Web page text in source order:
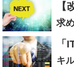
【
求
キ